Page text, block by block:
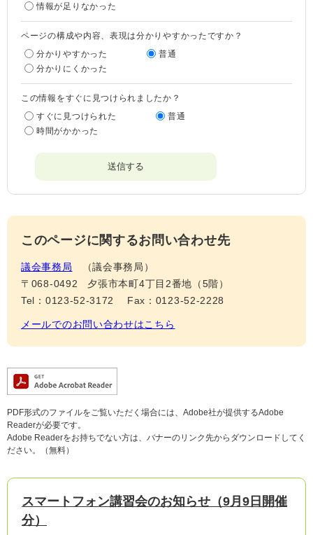
情報が足りなかった
ページの構成や内容、表現は分かりやすかったですか？
分かりやすかった
普通
分かりにくかった
この情報をすぐに見つけられましたか？
すぐに見つけられた
普通
時間がかかった
このページに関するお問い合わせ先
議会事務局
議会事務局
〒068-0492
夕張市本町4丁目2番地（5階）
Tel：0123-52-3172
Fax：0123-52-2228
メールでのお問い合わせはこちら
PDF形式のファイルをご覧いただく場合には、Adobe社が提供するAdobe
Readerが必要です。
Adobe Readerをお持ちでない方は、バナーのリンク先からダウンロードしてく
ださい。（無料）
スマートフォン講習会のお知らせ（9月9日開催
分）